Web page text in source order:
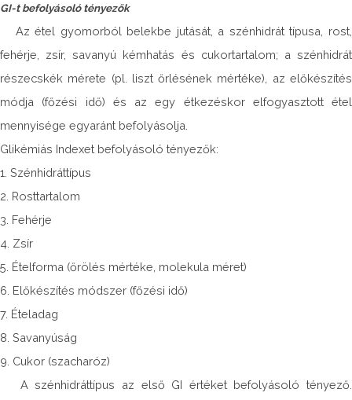
GI-t befolyásoló tényezők
Az étel gyomorból belekbe jutását, a szénhidrát típusa, rost,
fehérje, zsír, savanyú kémhatás és cukortartalom; a szénhidrát
részecskék mérete (pl. liszt őrlésének mértéke), az előkészítés
módja (főzési idő) és az egy étkezéskor elfogyasztott étel
mennyisége egyaránt befolyásolja.
Glikémiás Indexet befolyásoló tényezők:
1. Szénhidráttípus
2. Rosttartalom
3. Fehérje
4. Zsír
5. Ételforma (őrölés mértéke, molekula méret)
6. Előkészítés módszer (főzési idő)
7. Ételadag
8. Savanyúság
9. Cukor (szacharóz)
A szénhidráttípus az első GI értéket befolyásoló tényező.